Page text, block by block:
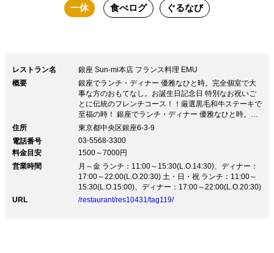
一休 食べログ ぐるなび
レストラン名
銀座 Sun‐mi本店 フランス料理 EMU
概要
銀座でランチ・ディナー 優雅なひと時。完全個室で大
事な方のおもてなし。お誕生日記念日 特別なお祝いご
とに伝統のフレンチコース！！厳選黒毛和牛ステーキで
至福の時！ 銀座でランチ・ディナー 優雅なひと時。完
全個室で大事な方のおもてなし。お誕生日記念日 特別
ステーキで至福の時！★１０日間かけて手間暇かけて作
ったデミグラスソース １９７５年 銀座の地に創業。伝
統のフレンチ。王道フレンチ 黒毛和牛のとろける美味
しさは絶品です オマールエビの美味しさもファンが多
いです。 ◆通信販売もしております ■個室（2名様～１
００名様） ■ご用途 記念日 お祝い事 ご法事 親しい方と
住所
東京都中央区銀座6-3-9
電話番号
03-5568-3300
料金目安
1500～7000円
営業時間
月～金 ランチ：11:00～15:30(L.O.14:30)、ディナー：
17:00～22:00(L.O.20:30) 土・日・祝 ランチ：11:00～
15:30(L.O.15:00)、ディナー：17:00～22:00(L.O.20:30)
URL
/restaurant/res10431/tag119/